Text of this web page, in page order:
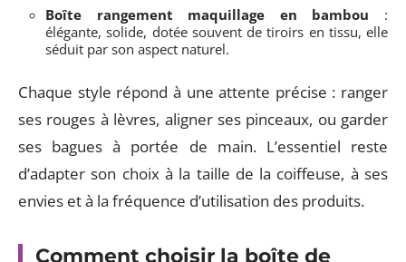
Boîte rangement maquillage en bambou :
élégante, solide, dotée souvent de tiroirs en tissu, elle
séduit par son aspect naturel.
Chaque style répond à une attente précise : ranger
ses rouges à lèvres, aligner ses pinceaux, ou garder
ses bagues à portée de main. L’essentiel reste
d’adapter son choix à la taille de la coiffeuse, à ses
envies et à la fréquence d’utilisation des produits.
Comment choisir la boîte de